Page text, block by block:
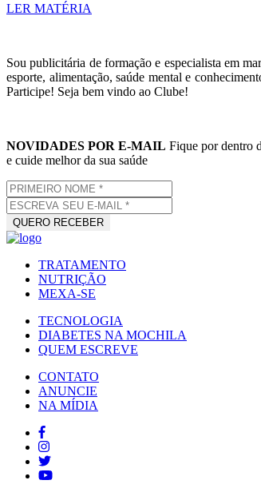
LER MATÉRIA
Sou publicitária de formação e especialista em
esporte, alimentação, saúde mental e
Participe! Seja bem vindo ao Clube!
NOVIDADES POR E-MAIL Fique por dentro
e cuide melhor da sua saúde
TRATAMENTO
NUTRIÇÃO
MEXA-SE
TECNOLOGIA
DIABETES NA MOCHILA
QUEM ESCREVE
CONTATO
ANUNCIE
NA MÍDIA